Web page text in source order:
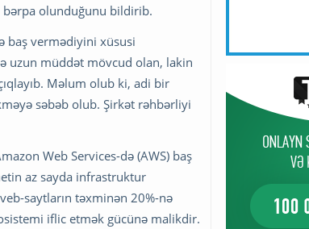
bərpa olunduğunu bildirib.
baş vermədiyini xüsusi
uzun müddət mövcud olan, lakin
Məlum olub ki, adi bir
səbəb olub. Şirkət rəhbərliyi
Web Services-də (AWS) baş
az sayda infrastruktur
saytların təxminən 20%-nə
iflic etmək gücünə malikdir.